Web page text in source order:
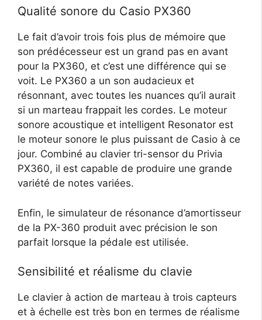
Qualité sonore du Casio PX360
Le fait d’avoir trois fois plus de mémoire que
son prédécesseur est un grand pas en avant
pour la PX360, et c’est une différence qui se
voit. Le PX360 a un son audacieux et
résonnant, avec toutes les nuances qu’il aurait
si un marteau frappait les cordes. Le moteur
sonore acoustique et intelligent Resonator est
le moteur sonore le plus puissant de Casio à ce
jour. Combiné au clavier tri-sensor du Privia
PX360, il est capable de produire une grande
variété de notes variées.
Enfin, le simulateur de résonance d’amortisseur
de la PX-360 produit avec précision le son
parfait lorsque la pédale est utilisée.
Sensibilité et réalisme du clavie
Le clavier à action de marteau à trois capteurs
et à échelle est très bon en termes de réalisme